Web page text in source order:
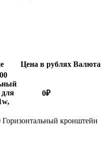
Цена в рублях Валюта
0₽
кронштейн